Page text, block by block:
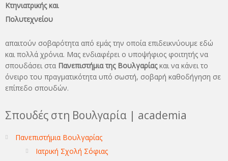
Κτηνιατρικής και
Πολυτεχνείου
απαιτούν σοβαρότητα από εμάς την οποία επιδεικνύουμε εδώ
και πολλά χρόνια. Μας ενδιαφέρει ο υποψήφιος φοιτητής να
σπουδάσει στα Πανεπιστήμια της Βουλγαρίαςκαι να κάνει το
όνειρo του πραγματικότητα υπό σωστή, σοβαρή καθοδήγηση σε
επίπεδο σπουδών.
Σπουδές στη Βουλγαρία | academia
Πανεπιστήμια Βουλγαρίας
Ιατρική Σχολή Σόφιας